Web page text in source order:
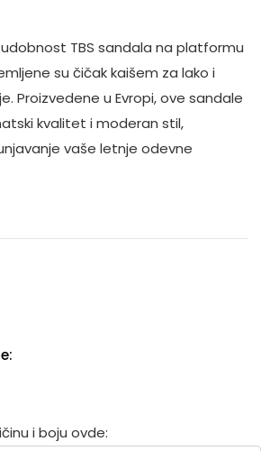
TBS sandala na platformu
su čičak kaišem za lako i
Proizvedene u Evropi, ove sandale
kvalitet i moderan stil,
vaše letnje odevne
i boju ovde: